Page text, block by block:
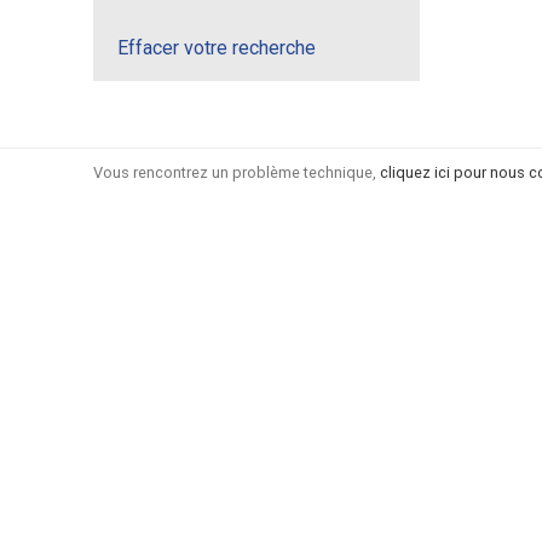
Effacer votre recherche
Vous rencontrez un problème technique, cliquez ici pour nous